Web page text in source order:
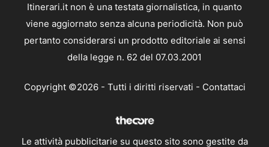
Itinerari.it non è una testata giornalistica, in quanto
viene aggiornato senza alcuna periodicità. Non può
pertanto considerarsi un prodotto editoriale ai sensi
della legge n. 62 del 07.03.2001
Copyright ©2026 - Tutti i diritti riservati - Contattaci
Le attività pubblicitarie su questo sito sono gestite da